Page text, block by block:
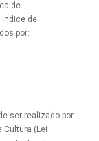
de
Índice de
por:
ser realizado por
(Lei